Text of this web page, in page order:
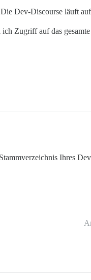
Dev-Discourse läuft
Zugriff auf das
Ihres